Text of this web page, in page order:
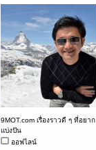
9MOT.com เรื่องราวดี ๆ ที่อยาก
แบ่งปัน
ออฟไลน์